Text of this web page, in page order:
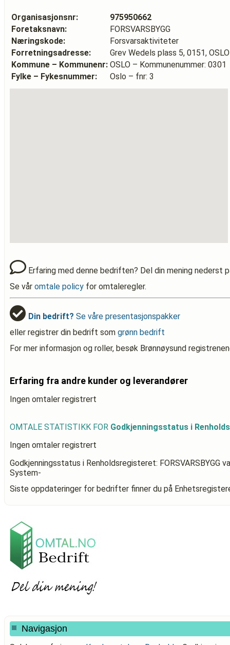
Organisasjonsnr:
975950662
Foretaksnavn:
FORSVARSBYGG
Næringskode:
Forsvarsaktiviteter
Forretningsadresse:
Grev Wedels plass 5, 0151, OSLO
Kommune – Kommunenr: OSLO – Kommunenummer: 0301
Fylke – Fykesnummer:
Oslo – fnr: 3
Erfaring med denne bedriften? Del din mening nederst
Se vår omtale policy for omtaleregler.
Din bedrift? Se våre presentasjonspakker
eller registrer din bedrift som grønn bedrift
For mer informasjon og roller, besøk Brønnøysund
Erfaring fra andre kunder og leverandører
Ingen omtaler registrert
OMTALE STATISTIKK FOR Godkjenningsstatus i
Ingen omtaler registrert
Godkjenningsstatus i Renholdsregisteret: FORSVARSBYGG
System-
Siste oppdateringer for bedrifter finner du på
Navigasjon